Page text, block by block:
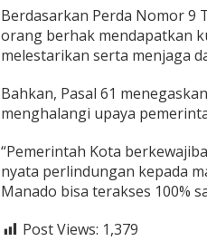
S
a
n
g
t
P
e
t
n
Berdasarkan Perda Nomor 9
orang berhak mendapatkan
melestarikan serta menjaga
Bahkan, Pasal 61
menghalangi upaya
“Pemerintah Kota
nyata perlindungan kepada
Manado bisa terakses 100%
Post Views: 1,379